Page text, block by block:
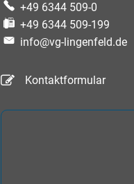
+49 6344 509-0
+49 6344 509-199
info@vg-lingenfeld.de
Kontaktformular